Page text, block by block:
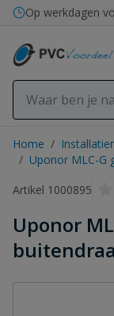
Ga naar de inhoud
Op werkdagen
Home /
/ Uponor MLC-G
Artikel 1000895
Uponor